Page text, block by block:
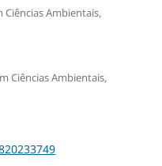
Ciências Ambientais,
Ciências Ambientais,